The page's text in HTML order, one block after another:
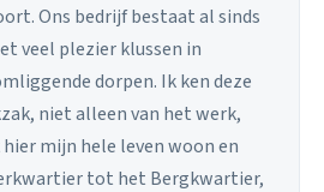
Ons bedrijf bestaat al sinds
veel plezier klussen in
dorpen. Ik ken deze
niet alleen van het werk,
mijn hele leven woon en
tot het Bergkwartier,